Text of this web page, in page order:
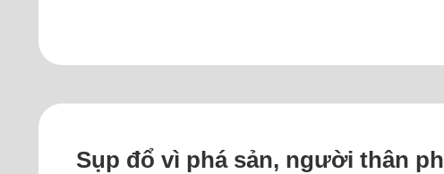
Sụp đổ vì phá sản, người thân